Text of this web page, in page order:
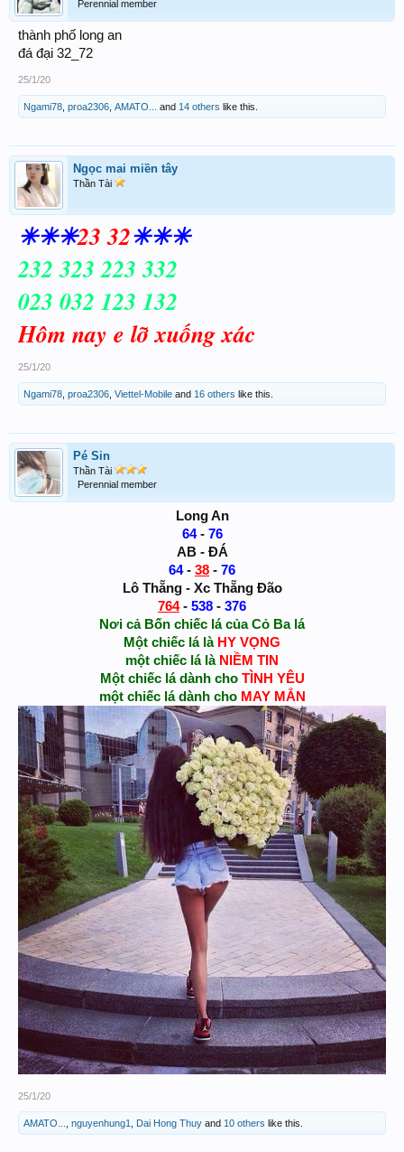
Perennial member
thành phố long an
đá đại 32_72
25/1/20
Ngami78 proa2306 AMATO... and 14 others like this.
Ngọc mai miền tây
Thần Tài
✳✳✳23 32✳✳✳
232 323 223 332
023 032 123 132
Hôm nay e lỡ xuống xác
25/1/20
Ngami78 proa2306 Viettel-Mobile and 16 others like this.
Pé Sin
Thần Tài
Perennial member
Long An
64- 76
AB - ĐÁ
64- 38 - 76
Lô Thẵng - Xc Thẵng Đão
764- 538 - 376
Nơi cả Bốn chiếc lá của Cỏ Ba lá
Một chiếc lá là HY VỌNG
một chiếc lá là NIỀM TIN
Một chiếc lá dành cho TÌNH YÊU
một chiếc lá dành cho MAY MẮN
25/1/20
AMATO... nguyenhung1 Dai Hong Thuy and 10 others like this.